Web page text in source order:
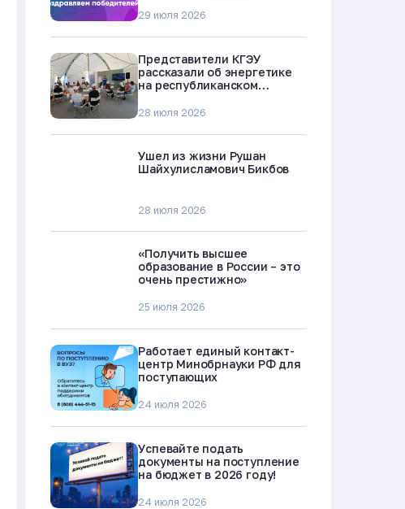
Республики Татарстан
29 июля 2026
Представители КГЭУ
рассказали об энергетике
на республиканском
«Профессии будущего»
28 июля 2026
Ушел из жизни Рушан
Шайхулисламович Бикбов
28 июля 2026
«Получить высшее
образование в России – это
очень престижно»
25 июля 2026
Работает единый контакт-
центр Минобрнауки РФ для
поступающих
24 июля 2026
Успевайте подать
документы на поступление
на бюджет в 2026 году!
24 июля 2026